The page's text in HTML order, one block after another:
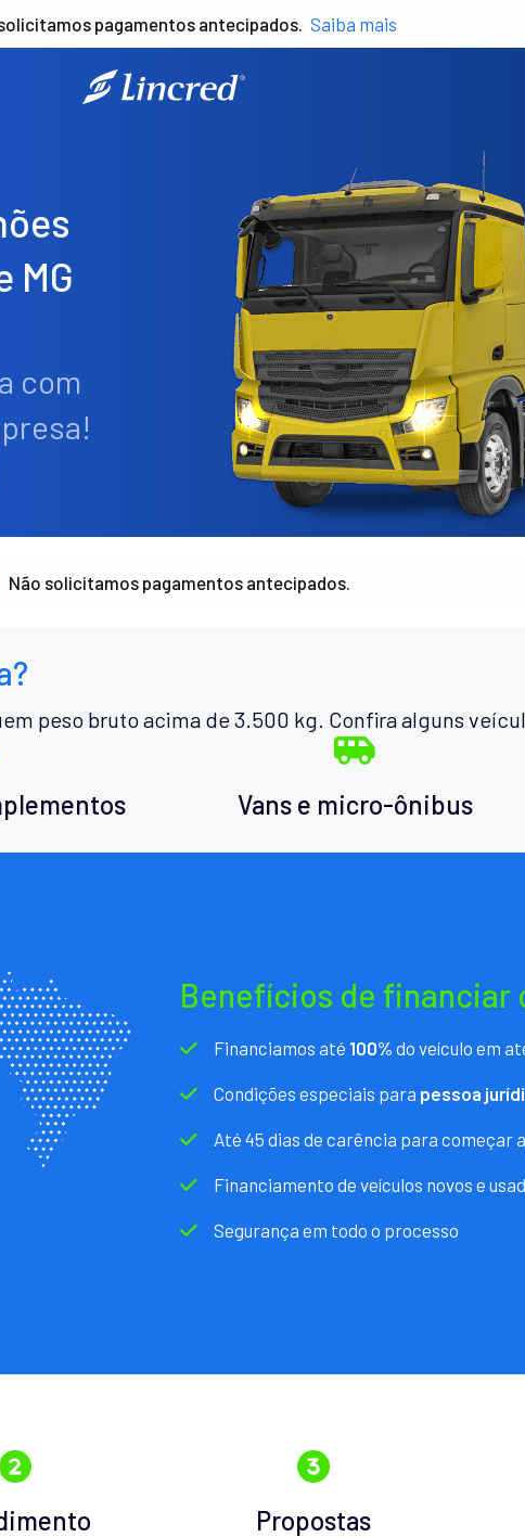
pagamentos antecipados. Saiba mais
MG
com
Não solicitamos pagamentos antecipados.
peso bruto acima de 3.500 kg. Confira alguns
Vans e micro-ônibus
Benefícios de financiar
Financiamos até 100% do veículo em
Condições especiais para pessoa
Até 45 dias de carência para começar
Financiamento de veículos novos e
Segurança em todo o processo
Propostas